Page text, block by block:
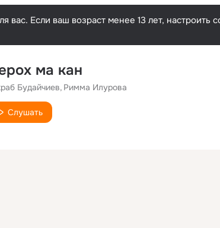
Если ваш возраст менее 13 лет,
ма кан
Будайчиев Римма Илурова
Слушать